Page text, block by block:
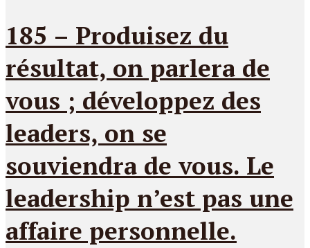
185 – Produisez du
résultat, on parlera de
vous ; développez des
leaders, on se
souviendra de vous. Le
leadership n’est pas une
affaire personnelle.